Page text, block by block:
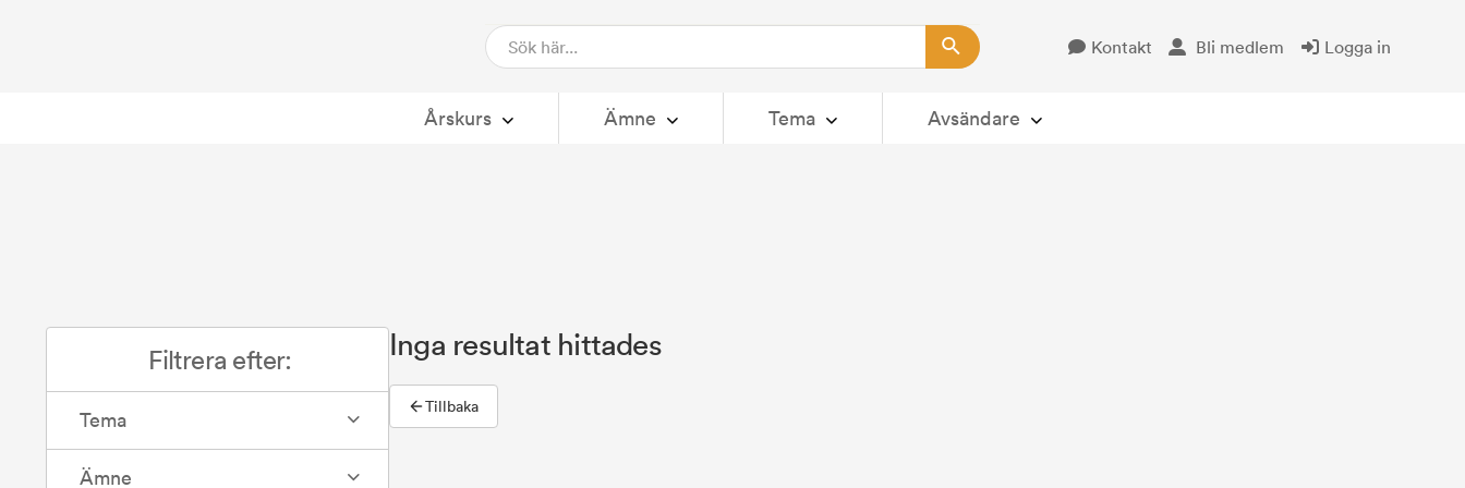
Kontakt Bli medlem Logga in
Årskurs Ämne Tema Avsändare Öppna avsändare
Filtrera efter:
Tema
Ämne
Inga resultat hittades
Tillbaka